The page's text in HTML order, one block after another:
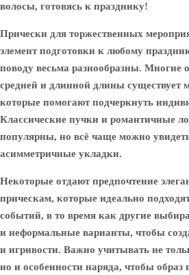
волосы, готовясь к празднику!
Прически для торжественных
элемент подготовки к любому
поводу весьма разнообразны. Многие
средней и длинной длины существует
которые помогают подчеркнуть
Классические пучки и романтичные
популярны, но всё чаще можно
асимметричные укладки.
Некоторые отдают предпочтение
прическам, которые идеально
событий, в то время как другие
и неформальные варианты, чтобы
и игривости. Важно учитывать не
но и особенности наряда, чтобы образ